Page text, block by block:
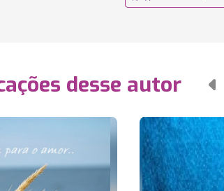
desse autor